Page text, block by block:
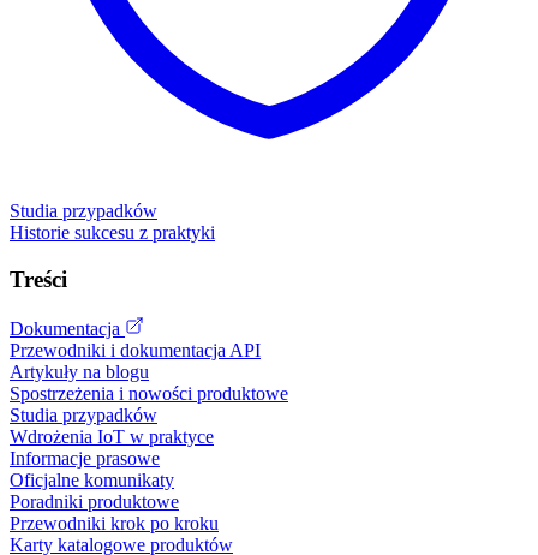
Studia przypadków
Historie sukcesu z praktyki
Treści
Dokumentacja
Przewodniki i dokumentacja API
Artykuły na blogu
Spostrzeżenia i nowości produktowe
Studia przypadków
Wdrożenia IoT w praktyce
Informacje prasowe
Oficjalne komunikaty
Poradniki produktowe
Przewodniki krok po kroku
Karty katalogowe produktów